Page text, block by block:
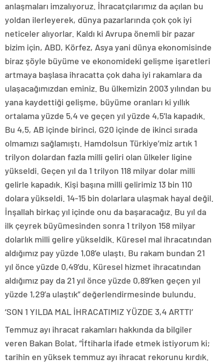
anlaşmaları imzalıyoruz. İhracatçılarımız da açılan bu
yoldan ilerleyerek, dünya pazarlarında çok çok iyi
neticeler alıyorlar. Kaldı ki Avrupa önemli bir pazar
bizim için, ABD, Körfez, Asya yani dünya ekonomisinde
biraz şöyle büyüme ve ekonomideki gelişme işaretleri
artmaya başlasa ihracatta çok daha iyi rakamlara da
ulaşacağımızdan eminiz. Bu ülkemizin 2003 yılından bu
yana kaydettiği gelişme, büyüme oranları ki yıllık
ortalama yüzde 5,4 ve geçen yıl yüzde 4,5’la kapadık.
Bu 4,5, AB içinde birinci, G20 içinde de ikinci sırada
olmamızı sağlamıştı. Hamdolsun Türkiye’miz artık 1
trilyon dolardan fazla milli geliri olan ülkeler ligine
yükseldi. Geçen yıl da 1 trilyon 118 milyar dolar milli
gelirle kapadık. Kişi başına milli gelirimiz 13 bin 110
dolara yükseldi. 14-15 bin dolarlara ulaşmak hayal değil.
İnşallah birkaç yıl içinde onu da başaracağız. Bu yıl da
ilk çeyrek büyümesinden sonra 1 trilyon 158 milyar
dolarlık milli gelire yükseldik. Küresel mal ihracatından
aldığımız pay yüzde 1,08’e ulaştı. Bu rakam bundan 21
yıl önce yüzde 0,49’du. Küresel hizmet ihracatından
aldığımız pay da 21 yıl önce yüzde 0,89’ken geçen yıl
yüzde 1,29’a ulaştık” değerlendirmesinde bulundu.
‘SON 1 YILDA MAL İHRACATIMIZ YÜZDE 3,4 ARTTI’
Temmuz ayı ihracat rakamları hakkında da bilgiler
veren Bakan Bolat, “İftiharla ifade etmek istiyorum ki;
tarihin en yüksek temmuz ayı ihracat rekorunu kırdık.